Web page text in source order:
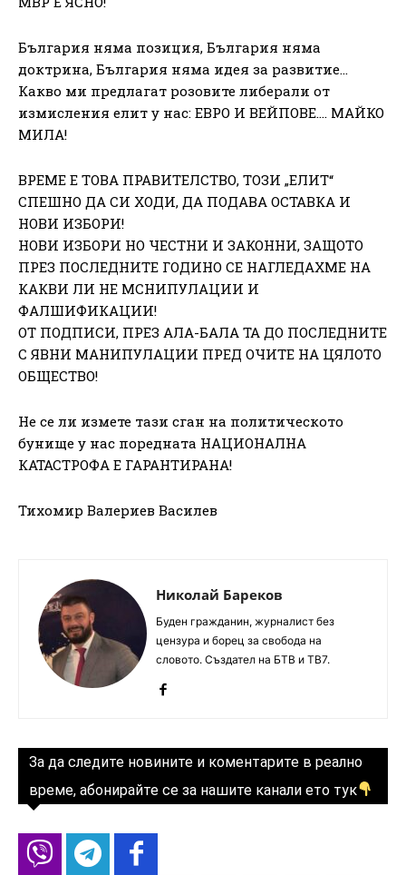
България няма позиция, България няма
доктрина, България няма идея за развитие…
Какво ми предлагат розовите либерали от
измисления елит у нас: ЕВРО И ВЕЙПОВЕ…. МАЙКО
МИЛА!
ВРЕМЕ Е ТОВА ПРАВИТЕЛСТВО, ТОЗИ „ЕЛИТ“
СПЕШНО ДА СИ ХОДИ, ДА ПОДАВА ОСТАВКА И
НОВИ ИЗБОРИ!
НОВИ ИЗБОРИ НО ЧЕСТНИ И ЗАКОННИ, ЗАЩОТО
ПРЕЗ ПОСЛЕДНИТЕ ГОДИНО СЕ НАГЛЕДАХМЕ НА
КАКВИ ЛИ НЕ МСНИПУЛАЦИИ И
ФАЛШИФИКАЦИИ!
ОТ ПОДПИСИ, ПРЕЗ АЛА-БАЛА ТА ДО ПОСЛЕДНИТЕ
С ЯВНИ МАНИПУЛАЦИИ ПРЕД ОЧИТЕ НА ЦЯЛОТО
ОБЩЕСТВО!
Не се ли измете тази сган на политическото
бунище у нас поредната НАЦИОНАЛНА
КАТАСТРОФА Е ГАРАНТИРАНА!
Тихомир Валериев Василев
Николай Бареков
Буден гражданин, журналист без
цензура и борец за свобода на
словото. Създател на БТВ и ТВ7.
За да следите новините и коментарите в реално
време, абонирайте се за нашите канали ето тук